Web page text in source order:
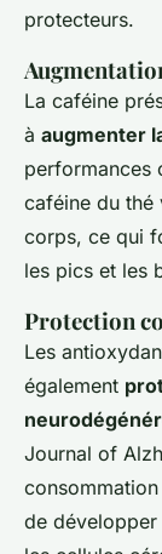
protecteurs.
La caféine
à augmenter
performances
caféine du thé
corps, ce qui
les pics et les
Protection
Les
également
Journal of
de